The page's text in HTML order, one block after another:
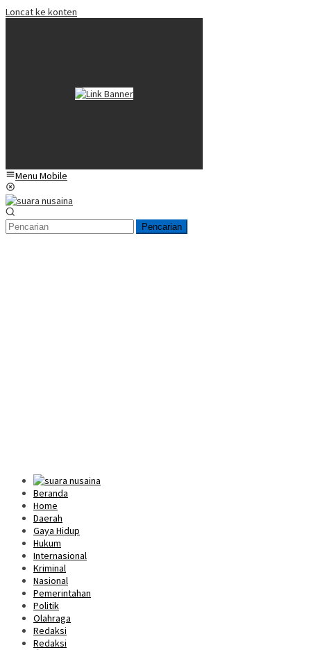
Loncat ke konten
Menu Mobile
Pencarian
Beranda
Home
Daerah
Gaya Hidup
Hukum
Internasional
Kriminal
Nasional
Pemerintahan
Politik
Olahraga
Redaksi
Redaksi